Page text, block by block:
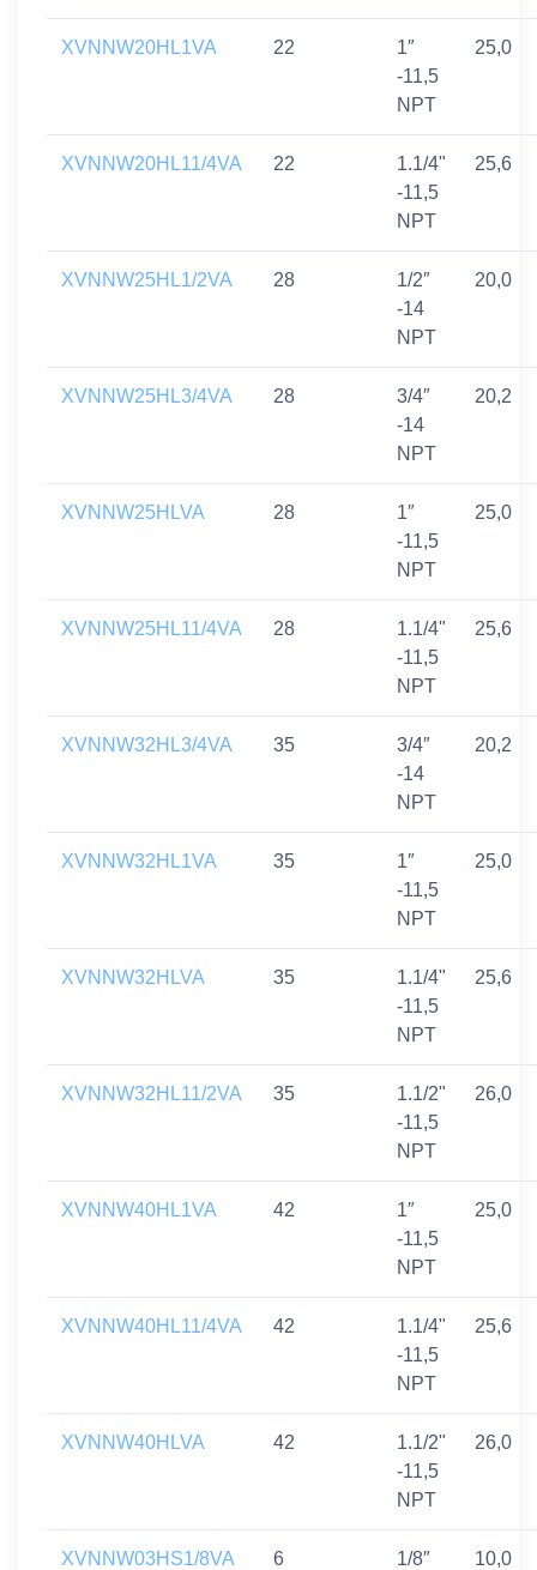
XVNNW20HL1VA 22
1″
-11,5
NPT
25,0
XVNNW20HL11/4VA 22
1.1/4"
-11,5
NPT
25,6
XVNNW25HL1/2VA 28
1/2″
-14
NPT
20,0
XVNNW25HL3/4VA 28
3/4″
-14
NPT
20,2
XVNNW25HLVA 28
1″
-11,5
NPT
25,0
XVNNW25HL11/4VA 28
1.1/4"
-11,5
NPT
25,6
XVNNW32HL3/4VA 35
3/4″
-14
NPT
20,2
XVNNW32HL1VA 35
1″
-11,5
NPT
25,0
XVNNW32HLVA 35
1.1/4"
-11,5
NPT
25,6
XVNNW32HL11/2VA 35
1.1/2"
-11,5
NPT
26,0
XVNNW40HL1VA 42
1″
-11,5
NPT
25,0
XVNNW40HL11/4VA 42
1.1/4"
-11,5
NPT
25,6
XVNNW40HLVA 42
1.1/2"
-11,5
NPT
26,0
XVNNW03HS1/8VA 6
1/8″
10,0